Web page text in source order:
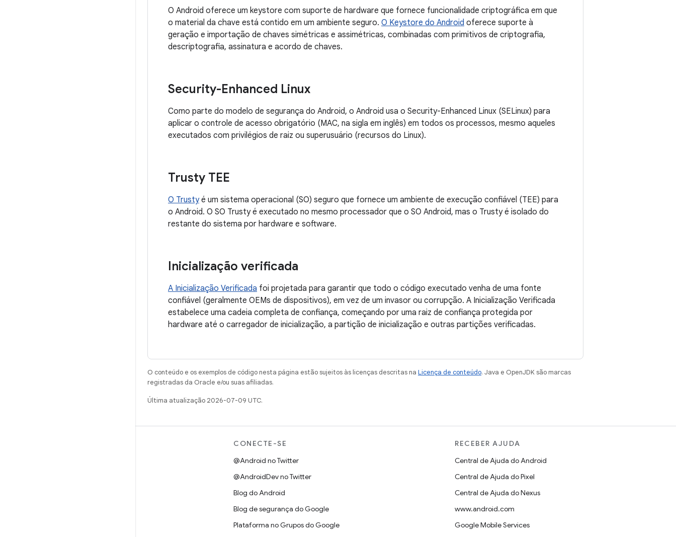
O Android oferece um keystore com suporte de hardware que fornece funcionalidade criptográfica em que
o material da chave está contido em um ambiente seguro. O Keystore do Android oferece suporte à
geração e importação de chaves simétricas e assimétricas, combinadas com primitivos de criptografia,
descriptografia, assinatura e acordo de chaves.
Security-Enhanced Linux
Como parte do modelo de segurança do Android, o Android usa o Security-Enhanced Linux (SELinux) para
aplicar o controle de acesso obrigatório (MAC, na sigla em inglês) em todos os processos, mesmo aqueles
executados com privilégios de raiz ou superusuário (recursos do Linux).
Trusty TEE
O Trustyé um sistema operacional (SO) seguro que fornece um ambiente de execução confiável (TEE) para
o Android. O SO Trusty é executado no mesmo processador que o SO Android, mas o Trusty é isolado do
restante do sistema por hardware e software.
Inicialização verificada
A Inicialização Verificada foi projetada para garantir que todo o código executado venha de uma fonte
confiável (geralmente OEMs de dispositivos), em vez de um invasor ou corrupção. A Inicialização Verificada
estabelece uma cadeia completa de confiança, começando por uma raiz de confiança protegida por
hardware até o carregador de inicialização, a partição de inicialização e outras partições verificadas.
O conteúdo e os exemplos de código nesta página estão sujeitos às licenças descritas na Licença de conteúdo. Java e OpenJDK são marcas
registradas da Oracle e/ou suas afiliadas.
Última atualização 2026-07-09 UTC.
CONECTE-SE
@Android no Twitter
@AndroidDev no Twitter
Blog do Android
Blog de segurança do Google
Plataforma no Grupos do Google
RECEBER AJUDA
Central de Ajuda do Android
Central de Ajuda do Pixel
Central de Ajuda do Nexus
www.android.com
Google Mobile Services